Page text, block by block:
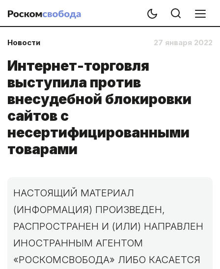
Новости 27 января 2022
Интернет-торговля
выступила против
внесудебной блокировки
сайтов с
несертифицированными
товарами
НАСТОЯЩИЙ МАТЕРИАЛ
(ИНФОРМАЦИЯ) ПРОИЗВЕДЕН,
РАСПРОСТРАНЕН И (ИЛИ) НАПРАВЛЕН
ИНОСТРАННЫМ АГЕНТОМ
«РОСКОМСВОБОДА» ЛИБО КАСАЕТСЯ